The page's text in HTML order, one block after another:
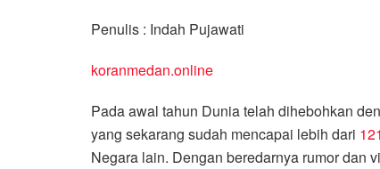
Penulis : Indah Pujawati
koranmedan.online
Pada awal tahun Dunia telah dihebohkan
yang sekarang sudah mencapai lebih dari
Negara lain. Dengan beredarnya rumor dan